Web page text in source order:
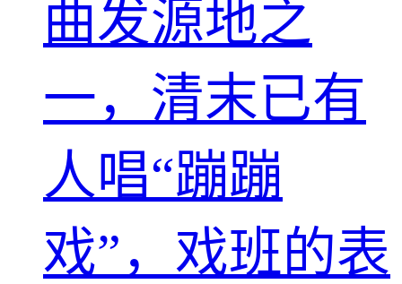
曲发源地之
一，清末已有
人唱“蹦蹦
戏”，戏班的表